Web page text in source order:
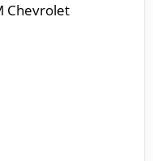
Chevrolet